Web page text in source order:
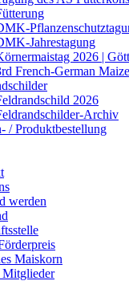
Jahrestagung
2026 |
French-German
2026
Archiv
/ Produktbestellung
werden
Maiskorn
Mitglieder